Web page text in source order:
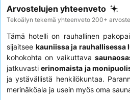
Arvostelujen yhteenveto
Tekoälyn tekemä yhteenveto 200+
Tämä hotelli on rauhallinen
sijaitsee kauniissa ja rauhallisessa
kohokohta on vaikuttava
jatkuvastierinomaista ja
ja ystävällistä henkilökuntaa.
merinäköala ja usein myös oma